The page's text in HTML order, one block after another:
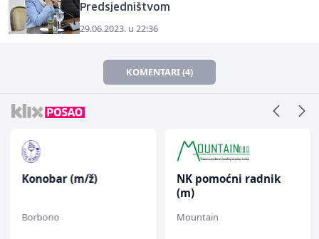
Predsjedništvom
29.06.2023. u 22:36
KOMENTARI (4)
Konobar (m/ž)
Borbono
NK pomoćni radnik
(m)
Mountain